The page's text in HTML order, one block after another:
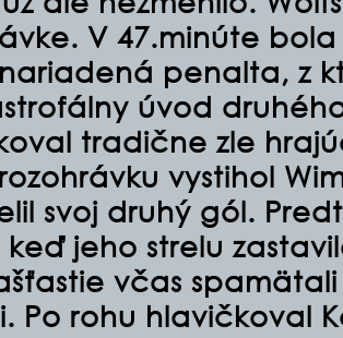
V 47.minúte
penalta, z
úvod
tradične zle
vystihol
svoj druhý gól.
keď jeho strelu
včas
Po rohu hlavičkoval